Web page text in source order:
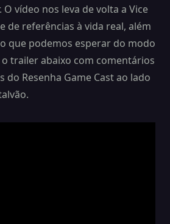
vídeo nos leva de volta a Vice
de referências à vida real, além
que podemos esperar do modo
trailer abaixo com comentários
do Resenha Game Cast ao lado